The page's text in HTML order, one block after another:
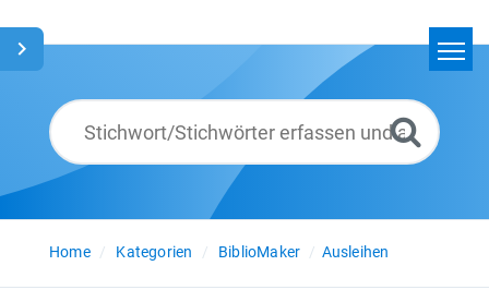
Glossar
Deutsch
Home
Kategorien BiblioMaker Ausleihen